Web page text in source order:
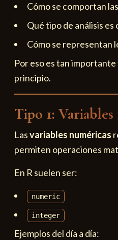
Cómo se comportan
Qué tipo de análisis
Cómo se representan
Por eso es tan
principio.
Tipo 1:
Lasvariables numéricas
permiten operaciones
En R suelen ser:
numeric
integer
Ejemplos del día a día: